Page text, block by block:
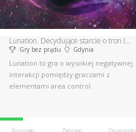
Lunation. Decydujące starcie o tron Imperium!
Gry bez prądu Gdynia
Lunation to gra o wysokiej negatywnej
interakcji pomiędzy graczami z
elementami area control.